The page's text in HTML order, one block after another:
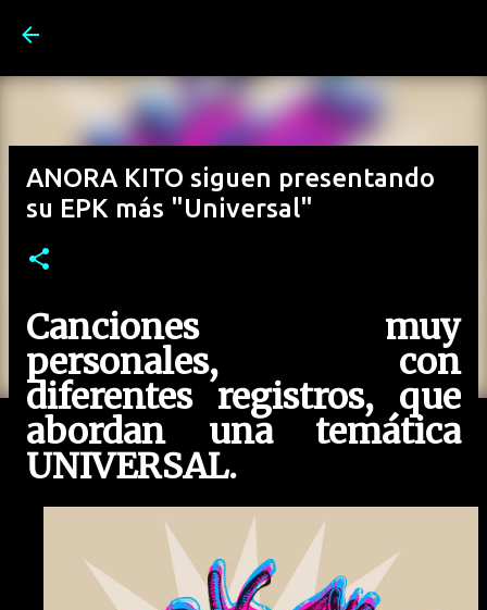
ANORA KITO siguen presentando
su EPK más "Universal"
Canciones muy
personales, con
diferentes registros, que
abordan una temática
UNIVERSAL.